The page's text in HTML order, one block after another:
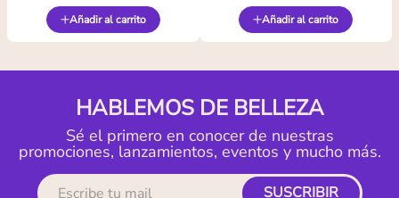
Añadir al carrito Añadir al carrito
HABLEMOS DE BELLEZA
Sé el primero en conocer de nuestras
promociones, lanzamientos, eventos y mucho más.
SUSCRIBIR